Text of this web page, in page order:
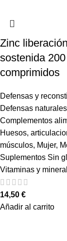
Zinc liberación
sostenida 200
comprimidos
Defensas y
Defensas naturales
Complementos
Huesos,
músculos, Mujer,
Suplementos Sin
Vitaminas y
14,50 €
Añadir al carrito